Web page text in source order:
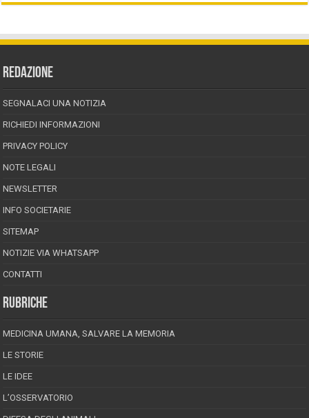
REDAZIONE
SEGNALACI UNA NOTIZIA
RICHIEDI INFORMAZIONI
PRIVACY POLICY
NOTE LEGALI
NEWSLETTER
INFO SOCIETARIE
SITEMAP
NOTIZIE VIA WHATSAPP
CONTATTI
RUBRICHE
MEDICINA UMANA, SALVARE LA MEMORIA
LE STORIE
LE IDEE
L’OSSERVATORIO